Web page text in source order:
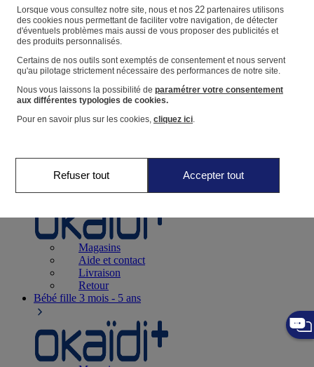
Magasin
Vos informations personnelles
Suivre une commande
Panier
Favoris
Naissance0-12 mois
Magasins
Aide et contact
Livraison
Retour
Bébé fille 3 mois - 5 ans
Lorsque vous consultez notre site, nous et nos 22partenaires utilisons
des cookies nous permettant de faciliter votre navigation, de détecter
d'éventuels problèmes mais aussi de vous proposer des publicités et
des produits personnalisés.
Certains de nos outils sont exemptés de consentement et nous servent
qu'au pilotage strictement nécessaire des performances de notre site.
Nous vous laissons la possibilité de paramétrer votre consentement
aux différentes typologies de cookies.
Pour en savoir plus sur les cookies, cliquez ici.
Refuser tout Accepter tout